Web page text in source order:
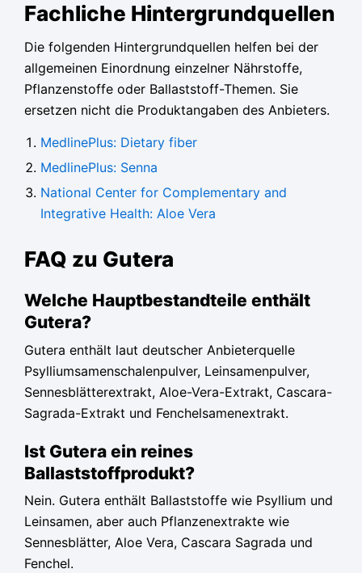
Fachliche Hintergrundquellen
Die folgenden Hintergrundquellen helfen bei der
allgemeinen Einordnung einzelner Nährstoffe,
Pflanzenstoffe oder Ballaststoff-Themen. Sie
ersetzen nicht die Produktangaben des Anbieters.
MedlinePlus: Dietary fiber
MedlinePlus: Senna
National Center for Complementary and
Integrative Health: Aloe Vera
FAQ zu Gutera
Welche Hauptbestandteile enthält
Gutera?
Gutera enthält laut deutscher Anbieterquelle
Psylliumsamenschalenpulver, Leinsamenpulver,
Sennesblätterextrakt, Aloe-Vera-Extrakt, Cascara-
Sagrada-Extrakt und Fenchelsamenextrakt.
Ist Gutera ein reines
Ballaststoffprodukt?
Nein. Gutera enthält Ballaststoffe wie Psyllium und
Leinsamen, aber auch Pflanzenextrakte wie
Sennesblätter, Aloe Vera, Cascara Sagrada und
Fenchel.